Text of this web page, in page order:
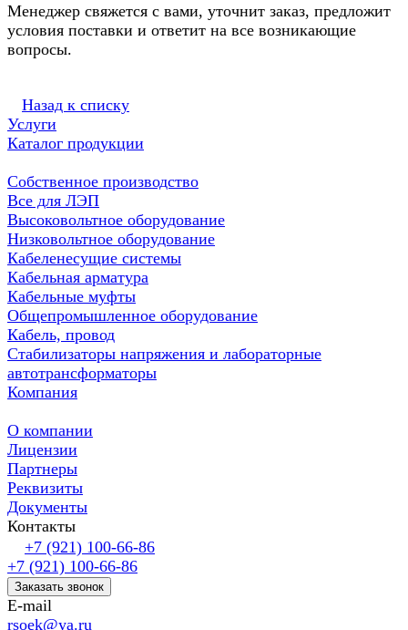
Менеджер свяжется с вами, уточнит заказ, предложит
условия поставки и ответит на все возникающие
вопросы.
Назад к списку
Услуги
Каталог продукции
Собственное производство
Все для ЛЭП
Высоковольтное оборудование
Низковольтное оборудование
Кабеленесущие системы
Кабельная арматура
Кабельные муфты
Общепромышленное оборудование
Кабель, провод
Стабилизаторы напряжения и лабораторные
автотрансформаторы
Компания
О компании
Лицензии
Партнеры
Реквизиты
Документы
Контакты
+7 (921) 100-66-86
+7 (921) 100-66-86
Заказать звонок
E-mail
rsoek@ya.ru